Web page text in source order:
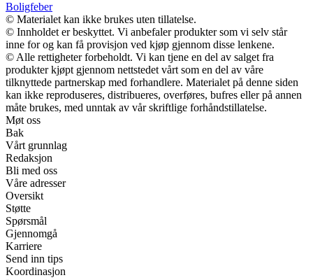
Boligfeber
© Materialet kan ikke brukes uten tillatelse.
© Innholdet er beskyttet. Vi anbefaler produkter som vi selv står
inne for og kan få provisjon ved kjøp gjennom disse lenkene.
© Alle rettigheter forbeholdt. Vi kan tjene en del av salget fra
produkter kjøpt gjennom nettstedet vårt som en del av våre
tilknyttede partnerskap med forhandlere. Materialet på denne siden
kan ikke reproduseres, distribueres, overføres, bufres eller på annen
måte brukes, med unntak av vår skriftlige forhåndstillatelse.
Møt oss
Bak
Vårt grunnlag
Redaksjon
Bli med oss
Våre adresser
Oversikt
Støtte
Spørsmål
Gjennomgå
Karriere
Send inn tips
Koordinasjon